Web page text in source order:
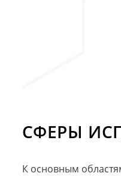
СФЕРЫ
К основным